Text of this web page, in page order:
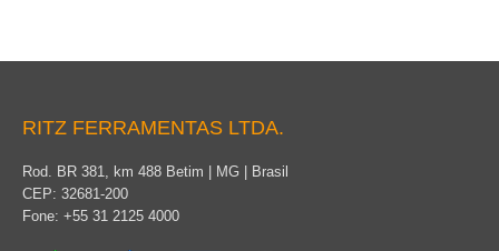
RITZ FERRAMENTAS LTDA.
Rod. BR 381, km 488 Betim | MG | Brasil
CEP: 32681-200
Fone: +55 31 2125 4000